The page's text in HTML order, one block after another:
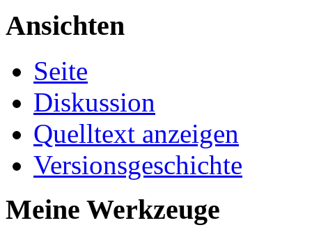
Ansichten
Seite
Diskussion
Quelltext anzeigen
Versionsgeschichte
Meine Werkzeuge